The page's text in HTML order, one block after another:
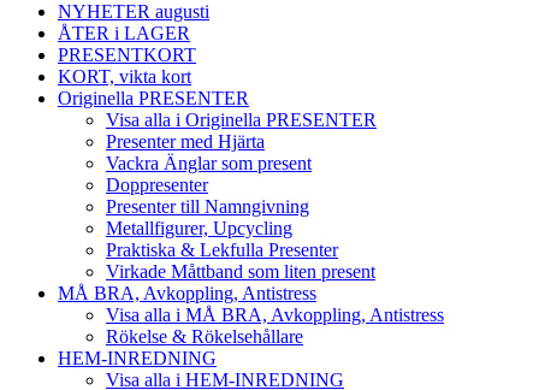
NYHETER augusti
ÅTER i LAGER
PRESENTKORT
KORT, vikta kort
Originella PRESENTER
Visa alla i Originella PRESENTER
Presenter med Hjärta
Vackra Änglar som present
Doppresenter
Presenter till Namngivning
Metallfigurer, Upcycling
Praktiska & Lekfulla Presenter
Virkade Måttband som liten present
MÅ BRA, Avkoppling, Antistress
Visa alla i MÅ BRA, Avkoppling, Antistress
Rökelse & Rökelsehållare
HEM-INREDNING
Visa alla i HEM-INREDNING